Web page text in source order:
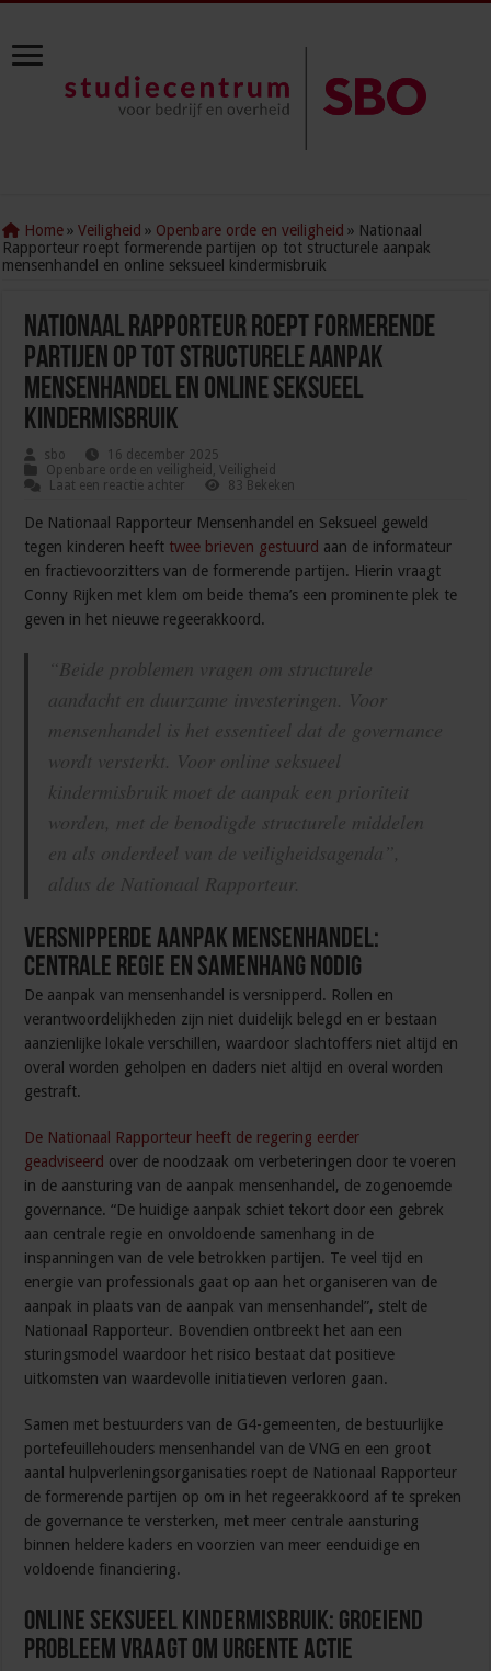
Home » Veiligheid » Openbare orde en veiligheid » Nationaal
Rapporteur roept formerende partijen op tot structurele aanpak
mensenhandel en online seksueel kindermisbruik
Nationaal Rapporteur roept formerende
partijen op tot structurele aanpak
mensenhandel en online seksueel
kindermisbruik
sbo
16 december 2025
Openbare orde en veiligheid ,Veiligheid
Laat een reactie achter
83 Bekeken
De Nationaal Rapporteur Mensenhandel en Seksueel geweld
tegen kinderen heeft twee brieven gestuurd aan de informateur
en fractievoorzitters van de formerende partijen. Hierin vraagt
Conny Rijken met klem om beide thema’s een prominente plek te
geven in het nieuwe regeerakkoord.
“Beide problemen vragen om structurele
aandacht en duurzame investeringen. Voor
mensenhandel is het essentieel dat de governance
wordt versterkt. Voor online seksueel
kindermisbruik moet de aanpak een prioriteit
worden, met de benodigde structurele middelen
en als onderdeel van de veiligheidsagenda”,
aldus de Nationaal Rapporteur.
Versnipperde aanpak mensenhandel:
centrale regie en samenhang nodig
De aanpak van mensenhandel is versnipperd. Rollen en
verantwoordelijkheden zijn niet duidelijk belegd en er bestaan
aanzienlijke lokale verschillen, waardoor slachtoffers niet altijd en
overal worden geholpen en daders niet altijd en overal worden
gestraft.
De Nationaal Rapporteur heeft de regering eerder
geadviseerd over de noodzaak om verbeteringen door te voeren
in de aansturing van de aanpak mensenhandel, de zogenoemde
governance. “De huidige aanpak schiet tekort door een gebrek
aan centrale regie en onvoldoende samenhang in de
inspanningen van de vele betrokken partijen. Te veel tijd en
energie van professionals gaat op aan het organiseren van de
aanpak in plaats van de aanpak van mensenhandel”, stelt de
Nationaal Rapporteur. Bovendien ontbreekt het aan een
sturingsmodel waardoor het risico bestaat dat positieve
uitkomsten van waardevolle initiatieven verloren gaan.
Samen met bestuurders van de G4-gemeenten, de bestuurlijke
portefeuillehouders mensenhandel van de VNG en een groot
aantal hulpverleningsorganisaties roept de Nationaal Rapporteur
de formerende partijen op om in het regeerakkoord af te spreken
de governance te versterken, met meer centrale aansturing
binnen heldere kaders en voorzien van meer eenduidige en
voldoende financiering.
Online seksueel kindermisbruik: groeiend
probleem vraagt om urgente actie